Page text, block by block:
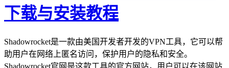
下载与安装教程
Shadowrocket是一款由美国开发者开发的VPN工具，它可以帮
助用户在网络上匿名访问，保护用户的隐私和安全。
Shadowrocket官网是这款工具的官方网站，用户可以在该网站